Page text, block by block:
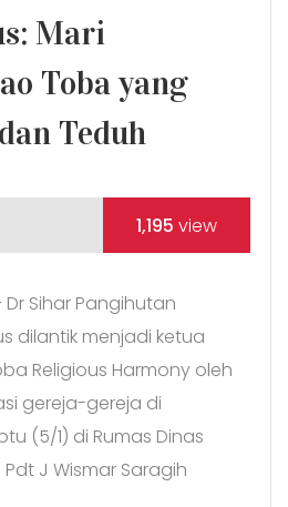
Mari
Toba yang
Teduh
1,195 view
Dr Sihar Pangihutan
dilantik menjadi ketua
Religious Harmony oleh
gereja-gereja di
(5/1) di Rumas Dinas
Pdt J Wismar Saragih